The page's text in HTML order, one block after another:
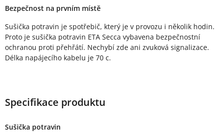
Bezpečnost na prvním místě
Sušička potravin je spotřebič, který je v provozu i několik hodin.
Proto je sušička potravin ETA Secca vybavena bezpečnostní
ochranou proti přehřátí. Nechybí zde ani zvuková signalizace.
Délka napájecího kabelu je 70 c.
Specifikace produktu
Sušička potravin